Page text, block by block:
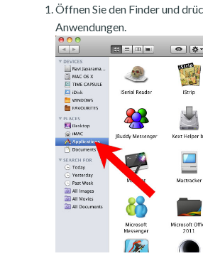
Öffnen Sie den Finder und
Anwendungen.